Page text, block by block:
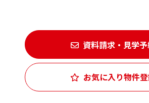
資料請求・見学
お気に入り物件